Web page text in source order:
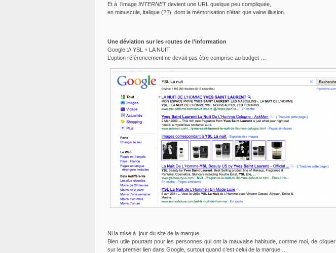
Et à l’image INTERNETdevient une URL quelque peu compliquée,
en minuscule, italique (??), dont la mémorisation n’était que vaine illusion.
Une déviation sur les routes de l’information
Google :// YSL + LA NUIT
L’option référencement ne devait pas être comprise au budget …
Ni la mise à jour du site de la marque.
Bien utile pourtant pour les personnes qui ont la mauvaise habitude, comme moi, de cliquer
sur le premier lien dans Google, surtout quand c’est celui de la marque …